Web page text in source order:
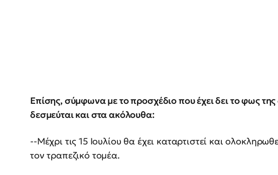
Επίσης, σύμφωνα με το προσχέδιο που έχει δει το φως
δεσμεύται και στα ακόλουθα:
--Μέχρι τις 15 Ιουλίου θα έχει καταρτιστεί και
τον τραπεζικό τομέα.